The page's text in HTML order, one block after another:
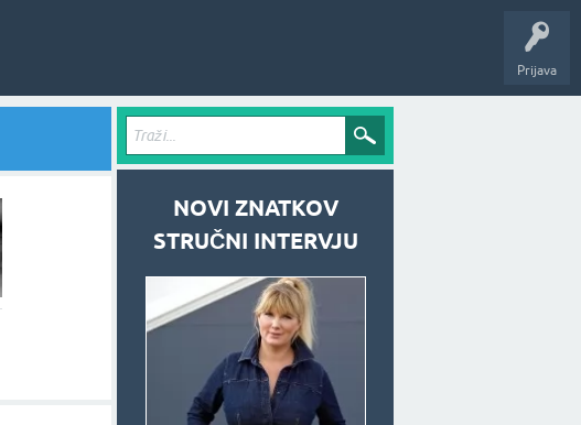
Prijava
NOVI ZNATKOV
STRUČNI INTERVJU